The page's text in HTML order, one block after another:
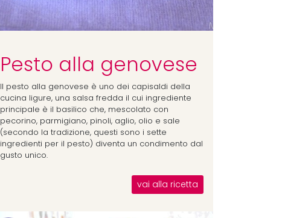
Pesto alla genovese
Il pesto alla genovese è uno dei capisaldi della
cucina ligure, una salsa fredda il cui ingrediente
principale è il basilico che, mescolato con
pecorino, parmigiano, pinoli, aglio, olio e sale
(secondo la tradizione, questi sono i sette
ingredienti per il pesto) diventa un condimento dal
gusto unico.
vai alla ricetta